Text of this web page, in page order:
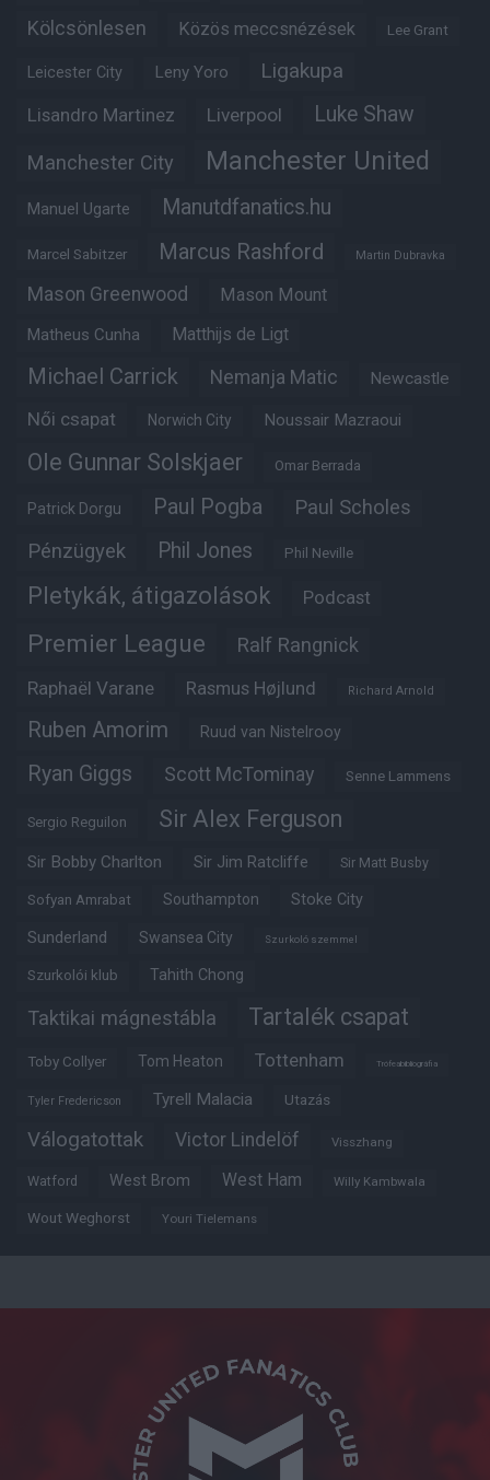
Kölcsönlesen Közös meccsnézések Lee Grant
Leicester City Leny Yoro Ligakupa
Lisandro Martinez Liverpool Luke Shaw
Manchester City Manchester United
Manuel Ugarte Manutdfanatics.hu
Marcel Sabitzer Marcus Rashford Martin Dubravka
Mason Greenwood Mason Mount
Matheus Cunha Matthijs de Ligt
Michael Carrick Nemanja Matic Newcastle
Női csapat Norwich City Noussair Mazraoui
Ole Gunnar Solskjaer Omar Berrada
Patrick Dorgu Paul Pogba Paul Scholes
Pénzügyek Phil Jones Phil Neville
Pletykák, átigazolások Podcast
Premier League Ralf Rangnick
Raphaël Varane Rasmus Højlund Richard Arnold
Ruben Amorim Ruud van Nistelrooy
Ryan Giggs Scott McTominay Senne Lammens
Sergio Reguilon Sir Alex Ferguson
Sir Bobby Charlton Sir Jim Ratcliffe Sir Matt Busby
Sofyan Amrabat Southampton Stoke City
Sunderland Swansea City Szurkoló szemmel
Szurkolói klub Tahith Chong
Taktikai mágnestábla Tartalék csapat
Toby Collyer Tom Heaton Tottenham Trófeabibliográfia
Tyler Fredericson Tyrell Malacia Utazás
Válogatottak Victor Lindelöf Visszhang
Watford West Brom West Ham Willy Kambwala
Wout Weghorst Youri Tielemans